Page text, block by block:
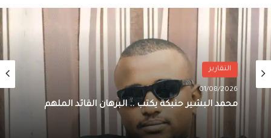
التقارير
01/08/2026
محمد البشير حنبكة يكتب .. البرهان القائد الملهم